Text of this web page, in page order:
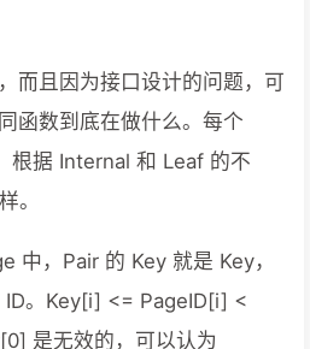
而且因为接口设计的问题，可
函数到底在做什么。每个
根据 Internal 和 Leaf 的不
。
中，Pair 的 Key 就是 Key，
ID。Key[i] <= PageID[i] <
是无效的，可以认为